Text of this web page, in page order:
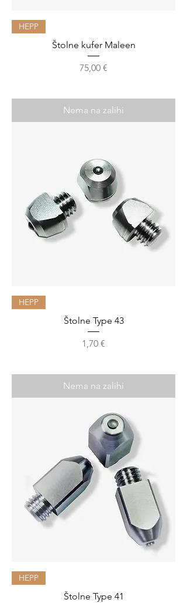
HEPP
Štolne kufer Maleen
Cijena
75,00 €
Nema na zalihi
HEPP
Štolne Type 43
Cijena
1,70 €
Nema na zalihi
HEPP
Štolne Type 41